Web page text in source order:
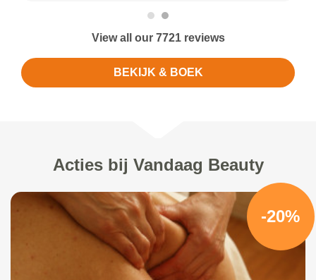
View all our 7721 reviews
BEKIJK & BOEK
Acties bij Vandaag Beauty
-20%